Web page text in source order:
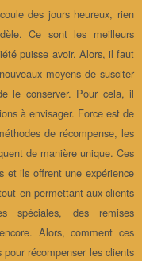
des jours heureux, rien
Ce sont les meilleurs
puisse avoir. Alors, il faut
moyens de susciter
le conserver. Pour cela, il
à envisager. Force est de
de récompense, les
de manière unique. Ces
et ils offrent une expérience
en permettant aux clients
spéciales, des remises
Alors, comment ces
récompenser les clients